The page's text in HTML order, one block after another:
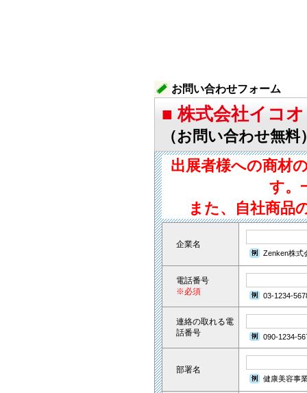
お問い合わせフォーム
■ 株式会社イコオ
（お問い合わせ無料
出展者様への商材
す。
また、自社商品
企業名
Zenken株式
電話番号
※必須
03-1234-
連絡の取れる電
話番号
090-1234-
部署名
健康美容事